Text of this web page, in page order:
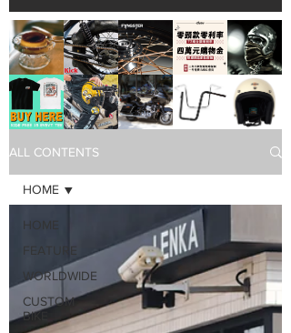
ALL CONTENTS
HOME
FEATURE
WORLDWIDE
CUSTOM
BIKE
HOME